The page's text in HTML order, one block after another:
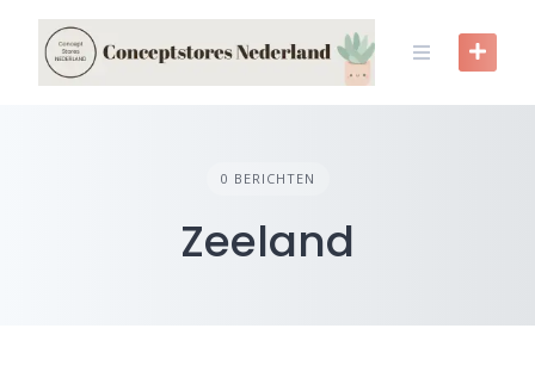
content
0 BERICHTEN
Zeeland